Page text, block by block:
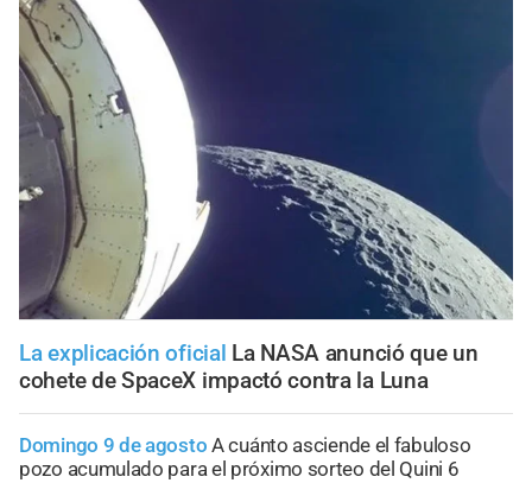
La explicación oficial La NASA anunció que un
cohete de SpaceX impactó contra la Luna
Domingo 9 de agosto A cuánto asciende el fabuloso
pozo acumulado para el próximo sorteo del Quini 6